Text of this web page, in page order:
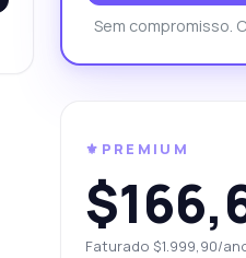
Sem compromisso.
⚜️PREMIUM
Faturado $1.999,90/